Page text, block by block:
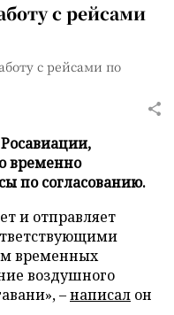
с рейсами
с рейсами по
временно
по согласованию.
и отправляет
временных
воздушного
–написал он